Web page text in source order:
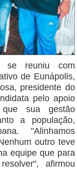
se reuniu com
de Eunápolis,
presidente do
pelo apoio
sua gestão
a população,
"Alinhamos
outro teve
equipe que para
afirmou